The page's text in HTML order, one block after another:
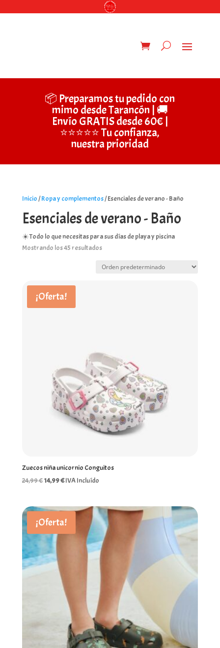
📦 Preparamos tu pedido con
mimo desde Tarancón | 🚚
Envío GRATIS desde 60€ |
⭐⭐⭐⭐⭐ Tu confianza,
nuestra prioridad
Inicio/Ropa y complementos/ Esenciales de verano - Baño
Esenciales de verano - Baño
☀️ Todo lo que necesitas para sus días de playa y piscina
Mostrando los 45 resultados
¡Oferta!
Zuecos niña unicornio Conguitos
24,99€El
era:
24,99 €.
14,99€El
es:
14,99 €.
IVA Incluído
¡Oferta!